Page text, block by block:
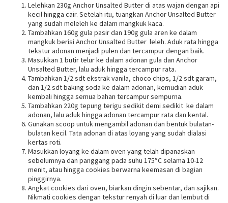
Lelehkan 230g Anchor Unsalted Butter di atas wajan dengan api
kecil hingga cair. Setelah itu, tuangkan Anchor Unsalted Butter
yang sudah meleleh ke dalam mangkuk kaca.
Tambahkan 160g gula pasir dan 190g gula aren ke dalam
mangkuk berisi Anchor Unsalted Butter leleh. Aduk rata hingga
tekstur adonan menjadi pulen dan tercampur dengan baik.
Masukkan 1 butir telur ke dalam adonan gula dan Anchor
Unsalted Butter, lalu aduk hingga tercampur rata.
Tambahkan 1/2 sdt ekstrak vanila, choco chips, 1/2 sdt garam,
dan 1/2 sdt baking soda ke dalam adonan, kemudian aduk
kembali hingga semua bahan tercampur sempurna.
Tambahkan 220g tepung terigu sedikit demi sedikit ke dalam
adonan, lalu aduk hingga adonan tercampur rata dan kental.
Gunakan scoop untuk mengambil adonan dan bentuk bulatan-
bulatan kecil. Tata adonan di atas loyang yang sudah dialasi
kertas roti.
Masukkan loyang ke dalam oven yang telah dipanaskan
sebelumnya dan panggang pada suhu 175°C selama 10-12
menit, atau hingga cookies berwarna keemasan di bagian
pinggirnya.
Angkat cookies dari oven, biarkan dingin sebentar, dan sajikan.
Nikmati cookies dengan tekstur renyah di luar dan lembut di